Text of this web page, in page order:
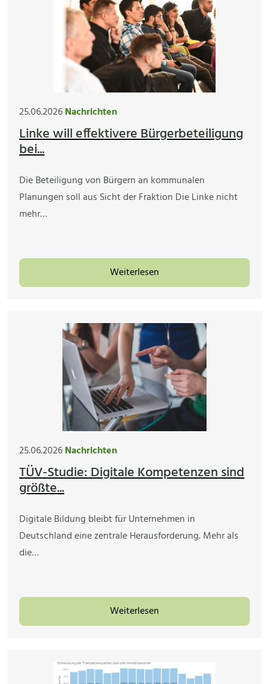
25.06.2026Nachrichten
Linke will effektivere Bürgerbeteiligung
bei...
Die Beteiligung von Bürgern an kommunalen
Planungen soll aus Sicht der Fraktion Die Linke nicht
mehr…
Weiterlesen
25.06.2026Nachrichten
TÜV-Studie: Digitale Kompetenzen sind
größte...
Digitale Bildung bleibt für Unternehmen in
Deutschland eine zentrale Herausforderung. Mehr als
die…
Weiterlesen